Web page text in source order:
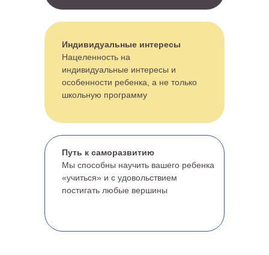
Индивидуальные интересы
Нацеленность на
индивидуальные интересы и
особенности ребенка, а не только
школьную программу
Путь к саморазвитию
Мы способны научить вашего ребенка
«учиться» и с удовольствием
постигать любые вершины